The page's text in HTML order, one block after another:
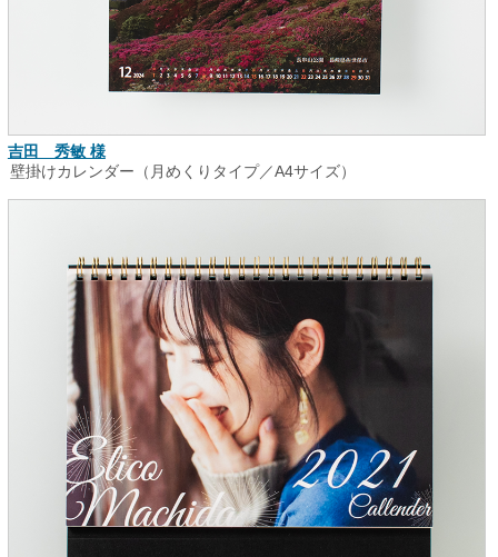
吉田 秀敏 様
壁掛けカレンダー（月めくりタイプ／A4サイズ）